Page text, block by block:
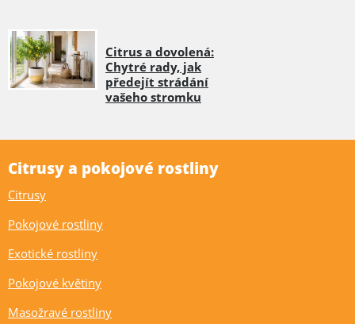
Citrus a dovolená:
Chytré rady, jak
předejít strádání
vašeho stromku
Citrusy a pokojové rostliny
Citrusy
Pokojové rostliny
Exotické rostliny
Pokojové květiny
Masožravé rostliny